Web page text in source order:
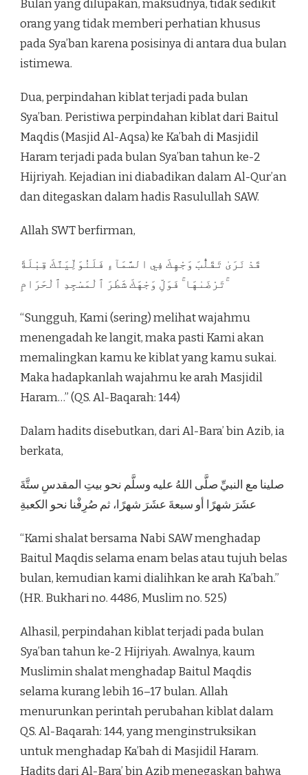
Bulan yang dilupakan, maksudnya, tidak sedikit
orang yang tidak memberi perhatian khusus
pada Sya’ban karena posisinya di antara dua bulan
istimewa.
Dua, perpindahan kiblat terjadi pada bulan
Sya’ban. Peristiwa perpindahan kiblat dari Baitul
Maqdis (Masjid Al-Aqsa) ke Ka’bah di Masjidil
Haram terjadi pada bulan Sya’ban tahun ke-2
Hijriyah. Kejadian ini diabadikan dalam Al-Qur’an
dan ditegaskan dalam hadis Rasulullah SAW.
Allah SWT berfirman,
قَدْ نَرَىٰ تَقَلُّبَ وَجْهِكَ فِي السَّمَآءِ فَلَنُوَلِّيَنَّكَ قِبْلَةً
تَرْضَىٰهَا ۚ فَوَلِّ وَجْهَكَ شَطْرَ ٱلْمَسْجِدِ ٱلْحَرَامِ ۚ
“Sungguh, Kami (sering) melihat wajahmu
menengadah ke langit, maka pasti Kami akan
memalingkan kamu ke kiblat yang kamu sukai.
Maka hadapkanlah wajahmu ke arah Masjidil
Haram…” (QS. Al-Baqarah: 144)
Dalam hadits disebutkan, dari Al-Bara’ bin Azib, ia
berkata,
صلينا مع النبيِّ صلَّى اللهُ عليه وسلَّم نحو بيتِ المقدسِ ستَّةَ
عشَرَ شهرًا أو سبعةَ عشَرَ شهرًا، ثم صُرِفْنا نحو الكعبةِ
“Kami shalat bersama Nabi SAW menghadap
Baitul Maqdis selama enam belas atau tujuh belas
bulan, kemudian kami dialihkan ke arah Ka’bah.”
(HR. Bukhari no. 4486, Muslim no. 525)
Alhasil, perpindahan kiblat terjadi pada bulan
Sya’ban tahun ke-2 Hijriyah. Awalnya, kaum
Muslimin shalat menghadap Baitul Maqdis
selama kurang lebih 16–17 bulan. Allah
menurunkan perintah perubahan kiblat dalam
QS. Al-Baqarah: 144, yang menginstruksikan
untuk menghadap Ka’bah di Masjidil Haram.
Hadits dari Al-Bara’ bin Azib menegaskan bahwa